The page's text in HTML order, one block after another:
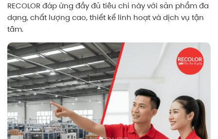
RECOLOR đáp ứng đầy đủ tiêu chí này với sản phẩm đa
dạng, chất lượng cao, thiết kế linh hoạt và dịch vụ tận
tâm.